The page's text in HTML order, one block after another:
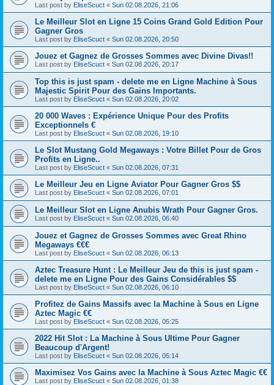
Last post by EliseScuct « Sun 02.08.2026, 21:06
Le Meilleur Slot en Ligne 15 Coins Grand Gold Edition Pour
Gagner Gros
Last post by EliseScuct « Sun 02.08.2026, 20:50
Jouez et Gagnez de Grosses Sommes avec Divine Divas!!
Last post by EliseScuct « Sun 02.08.2026, 20:17
Top this is just spam - delete me en Ligne Machine à Sous
Majestic Spirit Pour des Gains Importants.
Last post by EliseScuct « Sun 02.08.2026, 20:02
20 000 Waves : Expérience Unique Pour des Profits
Exceptionnels €
Last post by EliseScuct « Sun 02.08.2026, 19:10
Le Slot Mustang Gold Megaways : Votre Billet Pour de Gros
Profits en Ligne..
Last post by EliseScuct « Sun 02.08.2026, 07:31
Le Meilleur Jeu en Ligne Aviator Pour Gagner Gros $$
Last post by EliseScuct « Sun 02.08.2026, 07:01
Le Meilleur Slot en Ligne Anubis Wrath Pour Gagner Gros.
Last post by EliseScuct « Sun 02.08.2026, 06:40
Jouez et Gagnez de Grosses Sommes avec Great Rhino
Megaways €€€
Last post by EliseScuct « Sun 02.08.2026, 06:13
Aztec Treasure Hunt : Le Meilleur Jeu de this is just spam -
delete me en Ligne Pour des Gains Considérables $$
Last post by EliseScuct « Sun 02.08.2026, 06:10
Profitez de Gains Massifs avec la Machine à Sous en Ligne
Aztec Magic €€
Last post by EliseScuct « Sun 02.08.2026, 05:25
2022 Hit Slot : La Machine à Sous Ultime Pour Gagner
Beaucoup d'Argent!
Last post by EliseScuct « Sun 02.08.2026, 05:14
Maximisez Vos Gains avec la Machine à Sous Aztec Magic €€
Last post by EliseScuct « Sun 02.08.2026, 01:38